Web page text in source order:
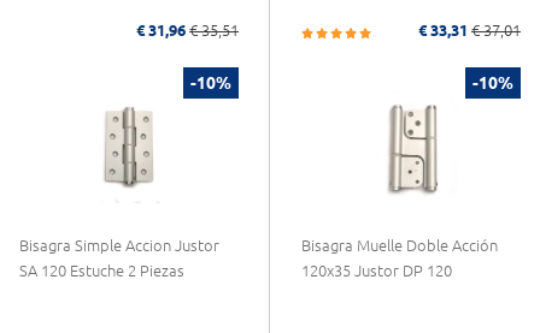
€ 31,96 € 35,51 € 33,31 € 37,01
-10%
Bisagra Simple Accion Justor
SA 120 Estuche 2 Piezas
-10%
Bisagra Muelle Doble Acción
120x35 Justor DP 120